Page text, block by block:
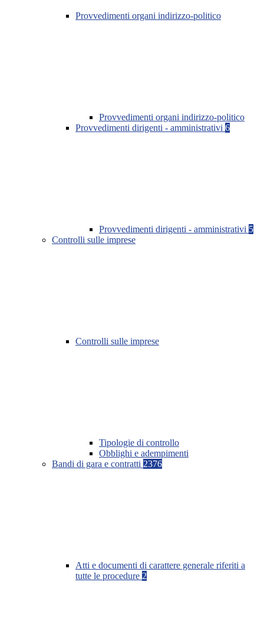
Provvedimenti organi indirizzo-politico
Provvedimenti organi indirizzo-politico
Provvedimenti dirigenti - amministrativi 6
Provvedimenti dirigenti - amministrativi 5
Controlli sulle imprese
Controlli sulle imprese
Tipologie di controllo
Obblighi e adempimenti
Bandi di gara e contratti 2376
Atti e documenti di carattere generale riferiti a
tutte le procedure 2